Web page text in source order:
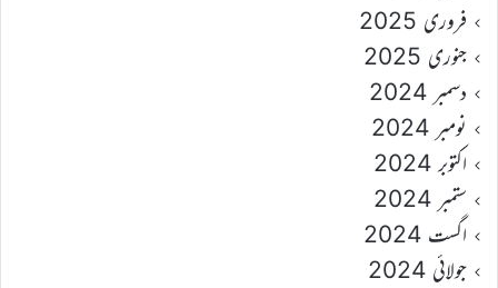
فروری 2025
جنوری 2025
دسمبر 2024
نومبر 2024
اکتوبر 2024
ستمبر 2024
اگست 2024
جولائی 2024